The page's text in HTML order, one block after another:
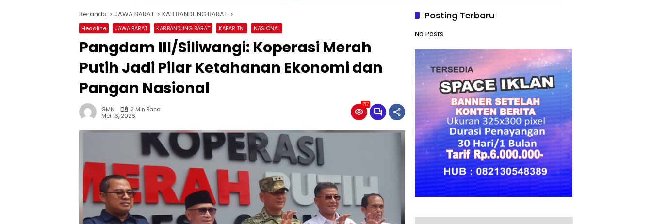
Beranda JAWA BARAT KAB.BANDUNG BARAT
Headline JAWA BARAT KAB.BANDUNG BARAT KABAR TNI NASIONAL
Pangdam III/Siliwangi: Koperasi Merah
Putih Jadi Pilar Ketahanan Ekonomi dan
Pangan Nasional
GMN
2 Min Baca
Mei 16, 2026
717
Posting Terbaru
No Posts